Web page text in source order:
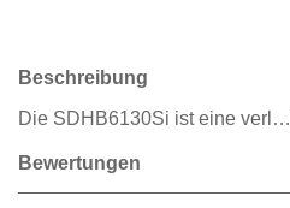
Beschreibung
Die SDHB6130Si ist eine verl…
Bewertungen